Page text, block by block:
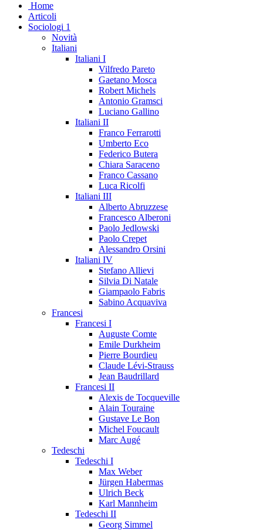
Home
Articoli
Sociologi 1
Novità
Italiani
Italiani I
Vilfredo Pareto
Gaetano Mosca
Robert Michels
Antonio Gramsci
Luciano Gallino
Italiani II
Franco Ferrarotti
Umberto Eco
Federico Butera
Chiara Saraceno
Franco Cassano
Luca Ricolfi
Italiani III
Alberto Abruzzese
Francesco Alberoni
Paolo Jedlowski
Paolo Crepet
Alessandro Orsini
Italiani IV
Stefano Allievi
Silvia Di Natale
Giampaolo Fabris
Sabino Acquaviva
Francesi
Francesi I
Auguste Comte
Emile Durkheim
Pierre Bourdieu
Claude Lévi-Strauss
Jean Baudrillard
Francesi II
Alexis de Tocqueville
Alain Touraine
Gustave Le Bon
Michel Foucault
Marc Augé
Tedeschi
Tedeschi I
Max Weber
Jürgen Habermas
Ulrich Beck
Karl Mannheim
Tedeschi II
Georg Simmel